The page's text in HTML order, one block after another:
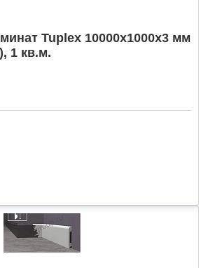
Tuplex 10000x1000x3 мм
1 кв.м.